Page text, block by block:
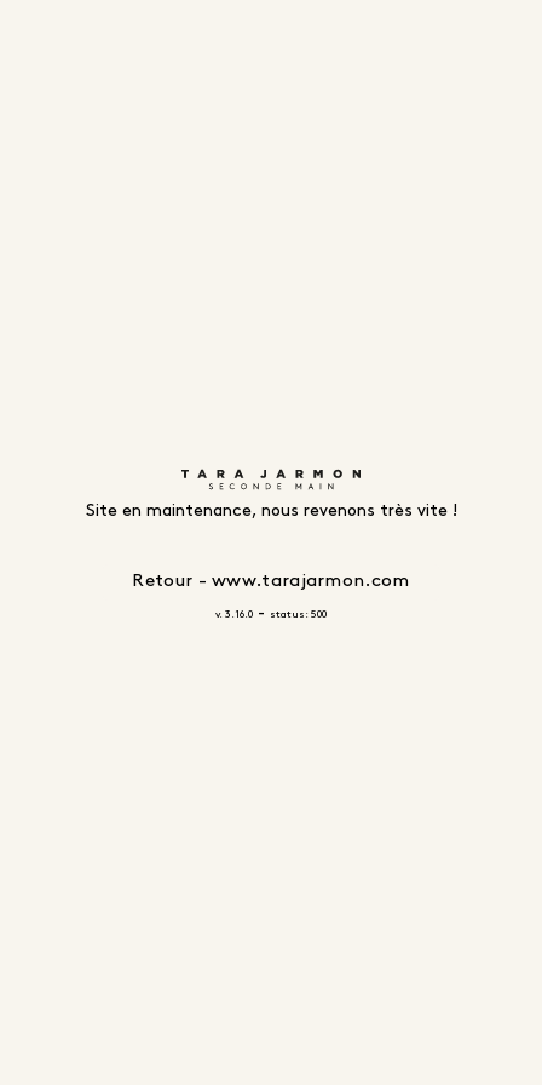
Site en maintenance, nous revenons très vite !
Retour - www.tarajarmon.com
v. 3.16.0 - status: 500